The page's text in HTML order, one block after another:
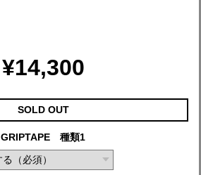
¥14,300
SOLD OUT
GRIPTAPE 種類1